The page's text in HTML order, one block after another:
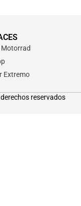
Motorrad
Extremo
reservados